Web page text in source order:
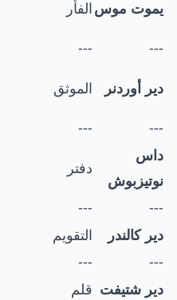
يموت موسالفأر
---
---
دير أوردنر الموثق
---
---
داس
نوتيزبوش
دفتر
---
---
دير كالندر
التقويم
---
---
دير شتيفت قلم